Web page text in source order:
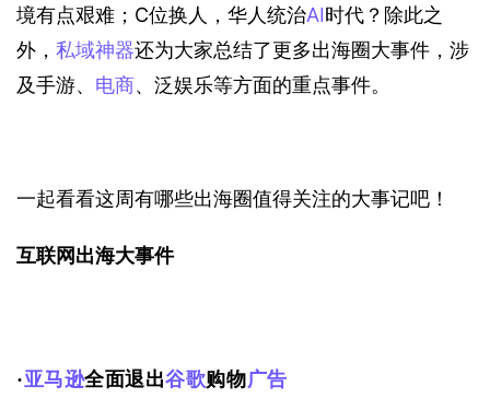
境有点艰难；C位换人，华人统治AI时代？除此之
外， 私域神器还为大家总结了更多出海圈大事件，涉
及手游、 电商、泛娱乐等方面的重点事件。
一起看看这周有哪些出海圈值得关注的大事记吧！
互联网出海大事件
·亚马逊全面退出谷歌购物广告